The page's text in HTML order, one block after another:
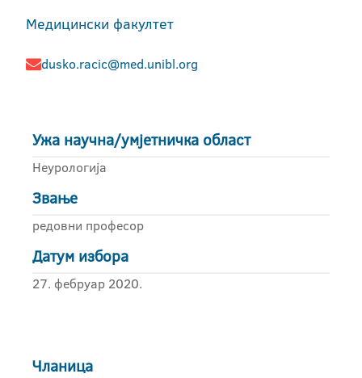
Медицински факултет
dusko.racic@med.unibl.org
Ужа научна/умјетничка област
Неурологија
Звање
редовни професор
Датум избора
27. фебруар 2020.
Чланица